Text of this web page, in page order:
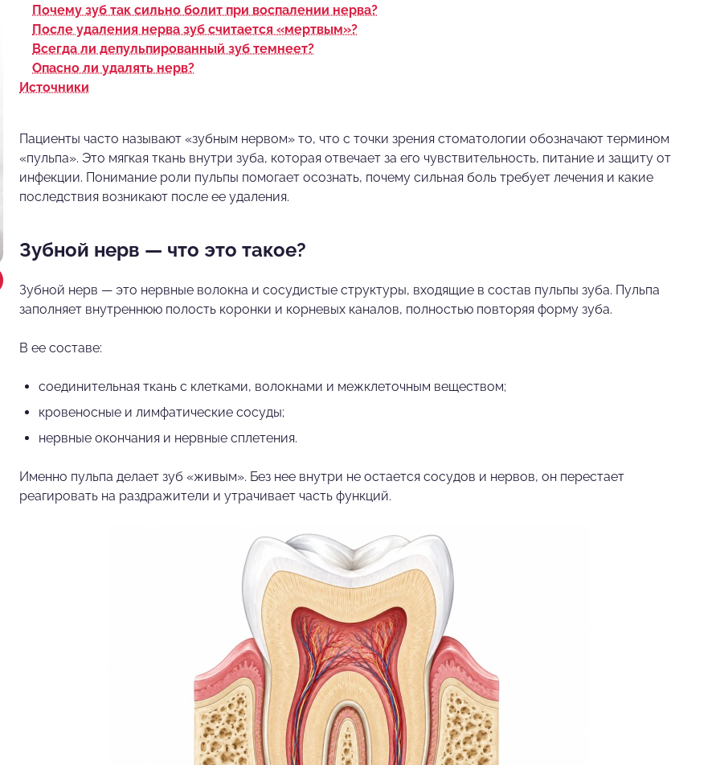
Почему зуб так сильно болит при воспалении нерва?
После удаления нерва зуб считается «мертвым»?
Всегда ли депульпированный зуб темнеет?
Опасно ли удалять нерв?
Источники
Пациенты часто называют «зубным нервом» то, что с точки зрения стоматологии обозначают термином
«пульпа». Это мягкая ткань внутри зуба, которая отвечает за его чувствительность, питание и защиту от
инфекции. Понимание роли пульпы помогает осознать, почему сильная боль требует лечения и какие
последствия возникают после ее удаления.
Зубной нерв — что это такое?
Зубной нерв — это нервные волокна и сосудистые структуры, входящие в состав пульпы зуба. Пульпа
заполняет внутреннюю полость коронки и корневых каналов, полностью повторяя форму зуба.
В ее составе:
соединительная ткань с клетками, волокнами и межклеточным веществом;
кровеносные и лимфатические сосуды;
нервные окончания и нервные сплетения.
Именно пульпа делает зуб «живым». Без нее внутри не остается сосудов и нервов, он перестает
реагировать на раздражители и утрачивает часть функций.